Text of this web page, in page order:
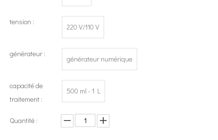
Quelle est la différence entre un homogénéisateur à ultrasons et un homogénéisateur à haut cisaillement ?
tension :
220 V/110 V
générateur :
générateur numérique
capacité de
traitement :
500 ml - 1 L
Quantité :